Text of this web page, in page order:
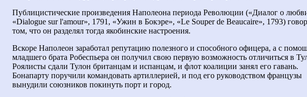
Публицистические произведения Наполеона периода Революции («Диалог о
«Dialogue sur l'amour», 1791, «Ужин в Бокэре», «Le Souper de Beaucaire», 1793)
том, что он разделял тогда якобинские настроения.
Вскоре Наполеон заработал репутацию полезного и способного офицера, а с
младшего брата Робеспьера он получил свою первую возможность отличиться в
Роялисты сдали Тулон британцам и испанцам, и флот коалиции занял его гавань.
Бонапарту поручили командовать артиллерией, и под его руководством французы
вынудили союзников покинуть порт и город.